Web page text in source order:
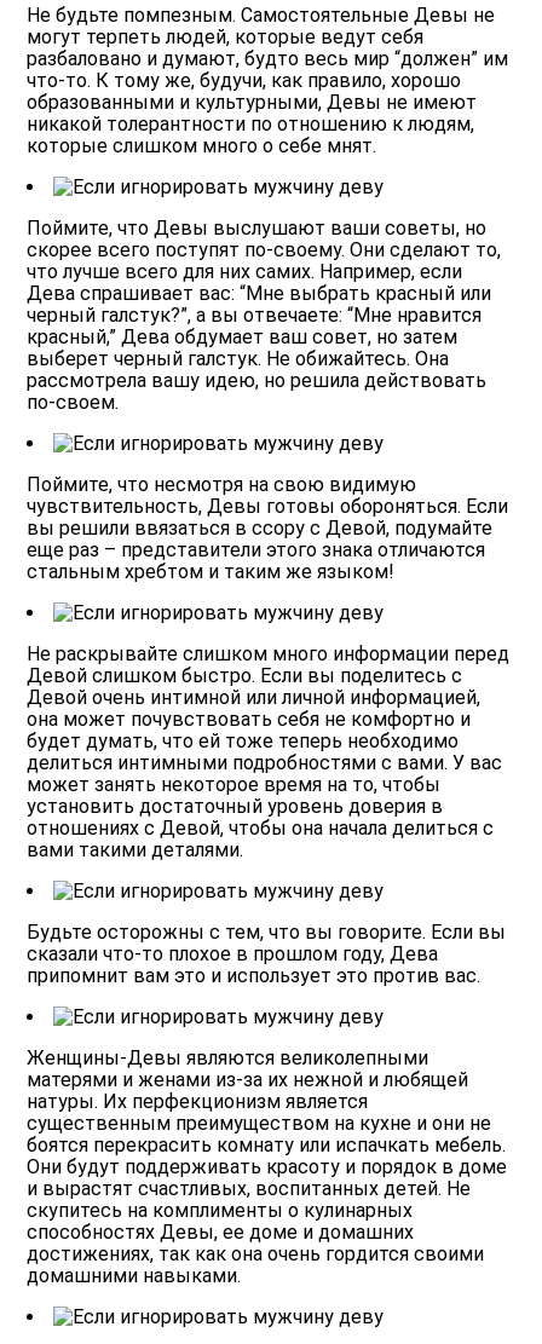
Не будьте помпезным. Самостоятельные Девы не
могут терпеть людей, которые ведут себя
разбаловано и думают, будто весь мир “должен” им
что-то. К тому же, будучи, как правило, хорошо
образованными и культурными, Девы не имеют
никакой толерантности по отношению к людям,
которые слишком много о себе мнят.
Поймите, что Девы выслушают ваши советы, но
скорее всего поступят по-своему. Они сделают то,
что лучше всего для них самих. Например, если
Дева спрашивает вас: “Мне выбрать красный или
черный галстук?”, а вы отвечаете: “Мне нравится
красный,” Дева обдумает ваш совет, но затем
выберет черный галстук. Не обижайтесь. Она
рассмотрела вашу идею, но решила действовать
по-своем.
Поймите, что несмотря на свою видимую
чувствительность, Девы готовы обороняться. Если
вы решили ввязаться в ссору с Девой, подумайте
еще раз – представители этого знака отличаются
стальным хребтом и таким же языком!
Не раскрывайте слишком много информации перед
Девой слишком быстро. Если вы поделитесь с
Девой очень интимной или личной информацией,
она может почувствовать себя не комфортно и
будет думать, что ей тоже теперь необходимо
делиться интимными подробностями с вами. У вас
может занять некоторое время на то, чтобы
установить достаточный уровень доверия в
отношениях с Девой, чтобы она начала делиться с
вами такими деталями.
Будьте осторожны с тем, что вы говорите. Если вы
сказали что-то плохое в прошлом году, Дева
припомнит вам это и использует это против вас.
Женщины-Девы являются великолепными
матерями и женами из-за их нежной и любящей
натуры. Их перфекционизм является
существенным преимуществом на кухне и они не
боятся перекрасить комнату или испачкать мебель.
Они будут поддерживать красоту и порядок в доме
и вырастят счастливых, воспитанных детей. Не
скупитесь на комплименты о кулинарных
способностях Девы, ее доме и домашних
достижениях, так как она очень гордится своими
домашними навыками.